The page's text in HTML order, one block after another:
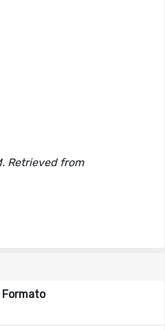
Retrieved from
Formato